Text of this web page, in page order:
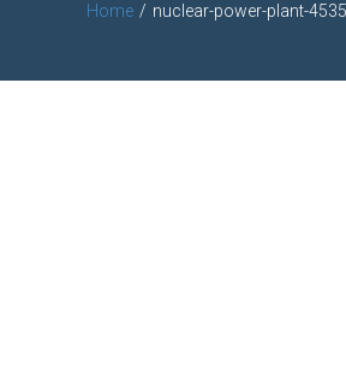
Home nuclear-power-plant-